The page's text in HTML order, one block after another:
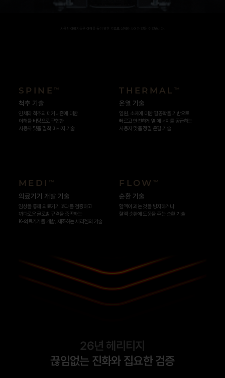
사용된 이미지들은 이해를 돕기 위한 것으로 실제와 차이가 있을 수 있습니다.
SPINE™
척추 기술
인체와 척추의 메커니즘에 대한
이해를 바탕으로 구현한
사용자 맞춤 밀착 마사지 기술
THERMAL ™
온열 기술
열원, 소재에 대한 열공학을 기반으로
빠르고 안전하게 열 에너지를 공급하는
사용자 맞춤 정밀 온열 기술
MEDI ™
의료기기 개발 기술
임상을 통해 의료기기 효과를 검증하고
까다로운 글로벌 규격을 충족하는
K-의료기기를 개발, 제조하는 세라젬의 기술
FLOW ™
순환 기술
혈액이 괴는 것을 방지하거나
혈액 순환에 도움을 주는 순환 기술
26년 헤리티지
끊임없는 진화와 집요한 검증